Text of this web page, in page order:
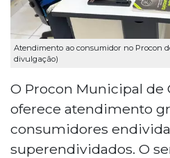
Atendimento ao consumidor no Procon
divulgação)
O Procon Municipal de
oferece atendimento
consumidores
superendividados. O